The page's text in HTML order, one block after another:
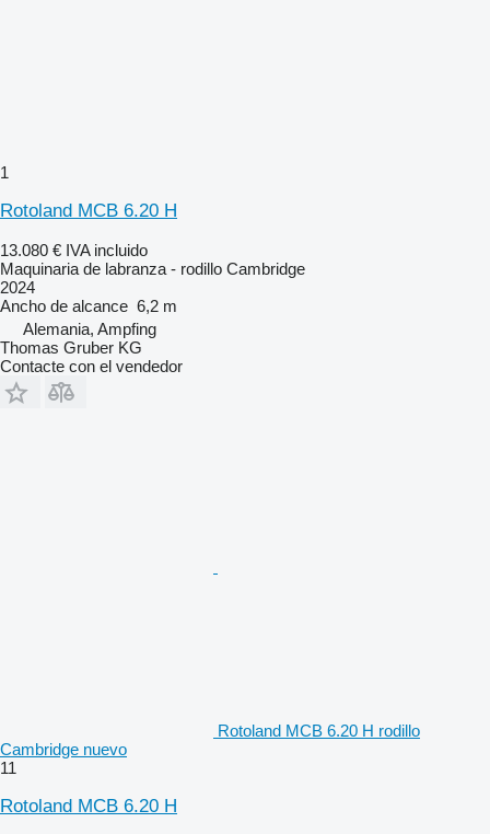
1
Rotoland MCB 6.20 H
13.080 € IVA incluido
Maquinaria de labranza - rodillo Cambridge
2024
Ancho de alcance 6,2 m
Alemania, Ampfing
Thomas Gruber KG
Contacte con el vendedor
Rotoland MCB 6.20 H rodillo
Cambridge nuevo
11
Rotoland MCB 6.20 H